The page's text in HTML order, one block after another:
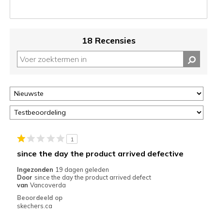
status
van
migratie
controleren
op
deze
<a
href="javascript:location.href=location.pathname;">hier</a>
de
page
met
de
18 Recensies
1
since the day the product arrived defective
Ingezonden 19 dagen geleden
Door since the day the product arrived defect
van Vancoverda
Beoordeeld op
skechers.ca